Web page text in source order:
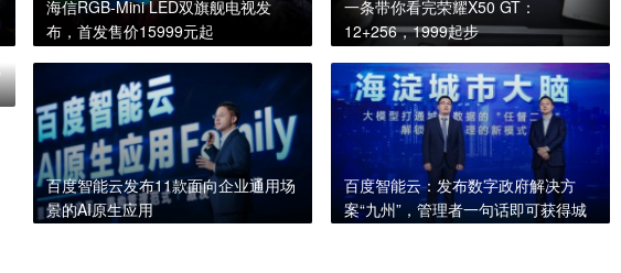
海信RGB-Mini LED双旗舰电视发
布，首发售价15999元起
一条带你看完荣耀X50 GT：
12+256，1999起步
百度智能云发布11款面向企业通用场
景的AI原生应用
百度智能云：发布数字政府解决方
案“九州”，管理者一句话即可获得城